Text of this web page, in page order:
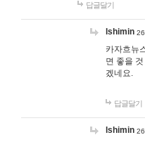
답글달기
lshimin
카자흐뉴
면 좋을
겠네요.
답글달기
lshimin